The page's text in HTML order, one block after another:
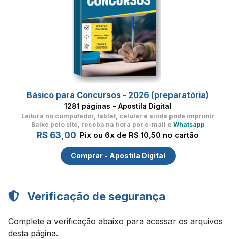
Básico para Concursos - 2026 (preparatória)
1281 páginas - Apostila Digital
Leitura no computador, tablet, celular e ainda pode imprimir
Baixe pelo site, receba na hora por e-mail e Whatsapp
R$ 63,00 Pix ou 6x de R$ 10,50 no cartão
Comprar - Apostila Digital
Verificação de segurança
Complete a verificação abaixo para acessar os arquivos
desta página.